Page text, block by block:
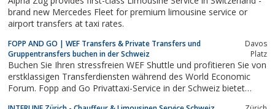
brand new Mercedes Fleet for premium limousine service or
airport transfers at taxi rates.
FOPP AND GO | WEF Transfers & Private Transfers und
Gruppentransfers buchen in der Schweiz
Davos
Platz
Buchen Sie Ihren stressfreien WEF Shuttle und profitieren Sie von
erstklassigen Transferdiensten während des World Economic
Forum. Fopp and Go Privattaxi-Service in der Schweiz bietet